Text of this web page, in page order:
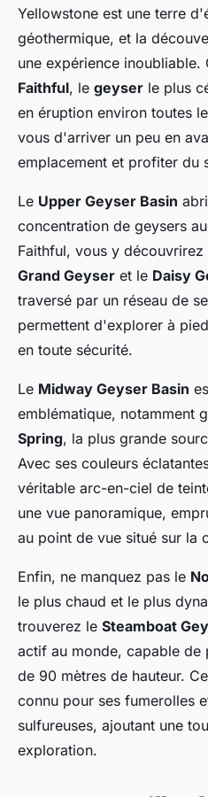
Yellowstone est une terre
géothermique, et la
une expérience inoubliable.
Faithful, le geyser le plus
en éruption environ toutes
vous d'arriver un peu en
emplacement et profiter du
Le Upper Geyser Basin
concentration de geysers
Faithful, vous y découvrirez
Grand Geyser et le Daisy
traversé par un réseau de
permettent d'explorer à
en toute sécurité.
Le Midway Geyser Basin
emblématique, notamment
Spring, la plus grande
Avec ses couleurs
véritable arc-en-ciel de
une vue panoramique,
au point de vue situé sur la
Enfin, ne manquez pas le
le plus chaud et le plus
trouverez le Steamboat
actif au monde, capable de
de 90 mètres de hauteur.
connu pour ses fumerolles
sulfureuses, ajoutant une
exploration.